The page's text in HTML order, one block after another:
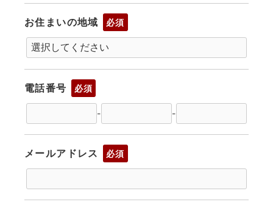
お住まいの地域 必須
電話番号 必須
- -
メールアドレス 必須